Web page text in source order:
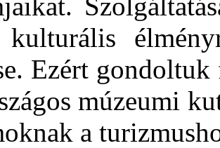
Ezért
múzeumi
a